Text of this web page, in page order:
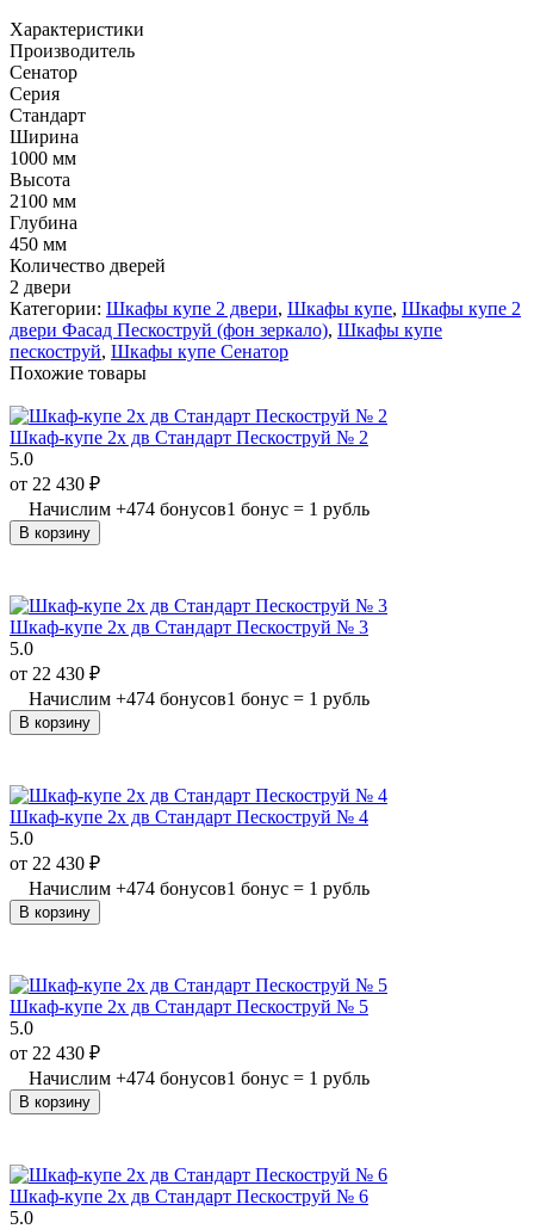
Характеристики
Производитель
Сенатор
Серия
Стандарт
Ширина
1000 мм
Высота
2100 мм
Глубина
450 мм
Количество дверей
2 двери
Категории: Шкафы купе 2 двери, Шкафы купе, Шкафы купе 2
двери Фасад Пескоструй (фон зеркало), Шкафы купе
пескоструй, Шкафы купе Сенатор
Похожие товары
Шкаф-купе 2х дв Стандарт Пескоструй № 2
5.0
от 22 430 ₽
Начислим +474 бонусов1 бонус = 1 рубль
В корзину
Шкаф-купе 2х дв Стандарт Пескоструй № 3
5.0
от 22 430 ₽
Начислим +474 бонусов1 бонус = 1 рубль
В корзину
Шкаф-купе 2х дв Стандарт Пескоструй № 4
5.0
от 22 430 ₽
Начислим +474 бонусов1 бонус = 1 рубль
В корзину
Шкаф-купе 2х дв Стандарт Пескоструй № 5
5.0
от 22 430 ₽
Начислим +474 бонусов1 бонус = 1 рубль
В корзину
Шкаф-купе 2х дв Стандарт Пескоструй № 6
5.0